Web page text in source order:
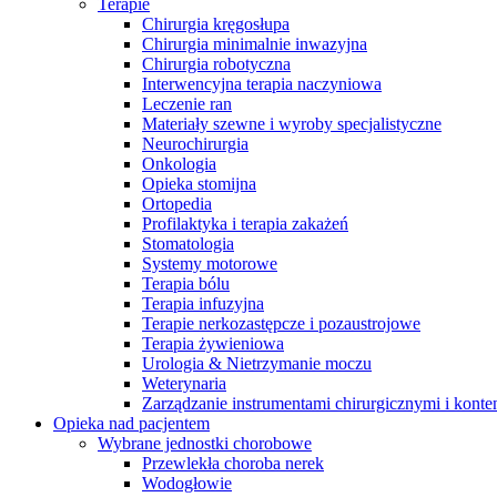
Serwis Techniczny - ATS
Przegląd i naprawa instrumentów oraz
urządzeń medycznych, zarówno w okresie gwarancji, jak i w
Terapie
Chirurgia kręgosłupa
Chirurgia minimalnie inwazyjna
Chirurgia robotyczna
Interwencyjna terapia naczyniowa
Leczenie ran
Materiały szewne i wyroby specjalistyczne
Neurochirurgia
Onkologia
Opieka stomijna
Ortopedia
Profilaktyka i terapia zakażeń
Stomatologia
Systemy motorowe
Terapia bólu
Terapia infuzyjna
Terapie nerkozastępcze i pozaustrojowe
Terapia żywieniowa
Urologia & Nietrzymanie moczu
Weterynaria
Zarządzanie instrumentami chirurgicznymi i
Opieka nad pacjentem
Wybrane jednostki chorobowe
Przewlekła choroba nerek
Wodogłowie